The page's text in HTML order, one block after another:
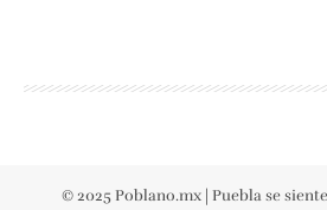
© 2025 Poblano.mx | Puebla se